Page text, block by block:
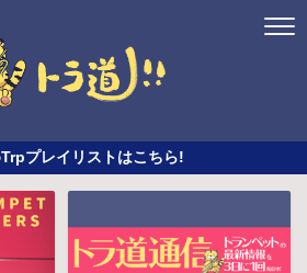
プレイリストはこちら!